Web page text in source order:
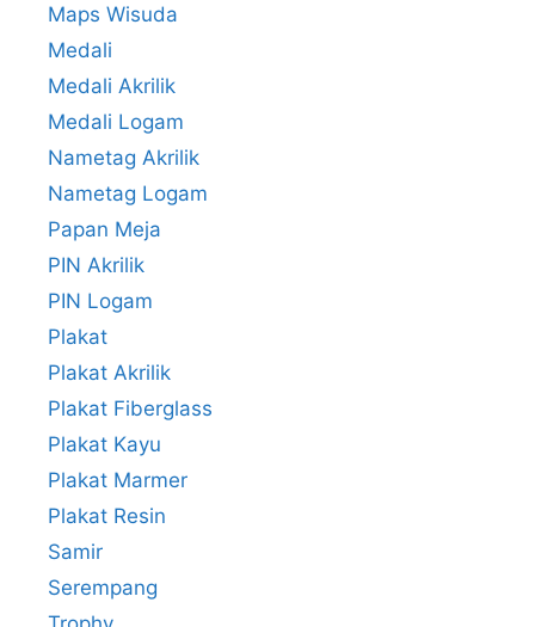
Maps Wisuda
Medali
Medali Akrilik
Medali Logam
Nametag Akrilik
Nametag Logam
Papan Meja
PIN Akrilik
PIN Logam
Plakat
Plakat Akrilik
Plakat Fiberglass
Plakat Kayu
Plakat Marmer
Plakat Resin
Samir
Serempang